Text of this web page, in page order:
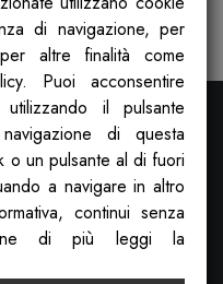
di navigazione, per
altre finalità come
Puoi acconsentire
il pulsante
di questa
o un pulsante al di fuori
a navigare in altro
continui senza
di più leggi la